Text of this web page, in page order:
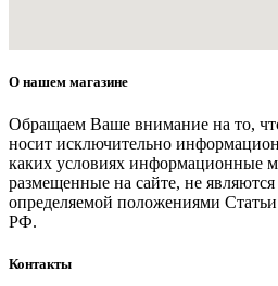
О нашем магазине
Обращаем Ваше внимание на то,
носит исключительно
каких условиях информационные
размещенные на сайте, не
определяемой положениями Статьи
РФ.
Контакты